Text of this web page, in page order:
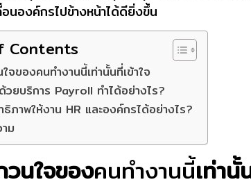
อนองค์กรไปข้างหน้าได้ดียิ่งขึ้น
Contents
จของคนทำงานนี้เท่านั้นที่เข้าใจ
ยบริการ Payroll ทำได้อย่างไร?
ธิภาพให้งาน HR และองค์กรได้อย่างไร?
ม
นใจของคนทำงานนี้เท่านั้